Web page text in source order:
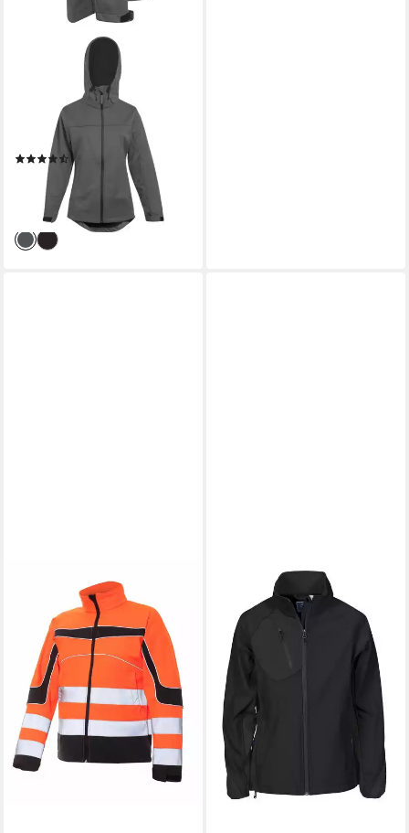
PROMODORO
Softshelljacke Hoody Softshell
Jacke Kapuzenjacke mit
Kapuze, winddicht,
atmungsaktiv und bequem
(6)
49,95 € UVP 85,99 €
lieferbar - in 3-4 Werktagen bei dir
Arbeitsjacke 2423 DAMEN
SOFTSHELL JACKE
54,30 €
69,95 €
-22%
lieferbar - in 4-5 Werktagen bei dir